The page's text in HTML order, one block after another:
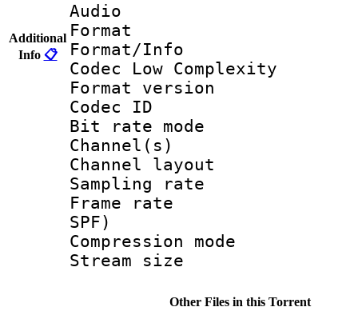
Additional
Info 📋
Audio
Format :
Format/Info :
Codec Low Complexity
Format
Codec
Bit rate
Channel(s)
Channel
Sampling
Frame rate :
SPF)
Compression
Stream size :
Other Files in this Torrent